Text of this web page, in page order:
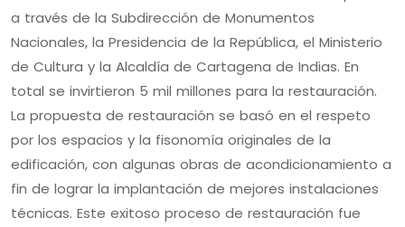
a través de la Subdirección de Monumentos
Nacionales, la Presidencia de la República, el Ministerio
de Cultura y la Alcaldía de Cartagena de Indias. En
total se invirtieron 5 mil millones para la restauración.
La propuesta de restauración se basó en el respeto
por los espacios y la fisonomía originales de la
edificación, con algunas obras de acondicionamiento a
fin de lograr la implantación de mejores instalaciones
técnicas. Este exitoso proceso de restauración fue